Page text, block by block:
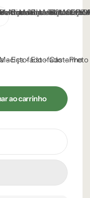
105 – C
– C CINZA CLARO -
AVELUDADO CINZA
OFF-WHITE 50 – B
ao carrinho